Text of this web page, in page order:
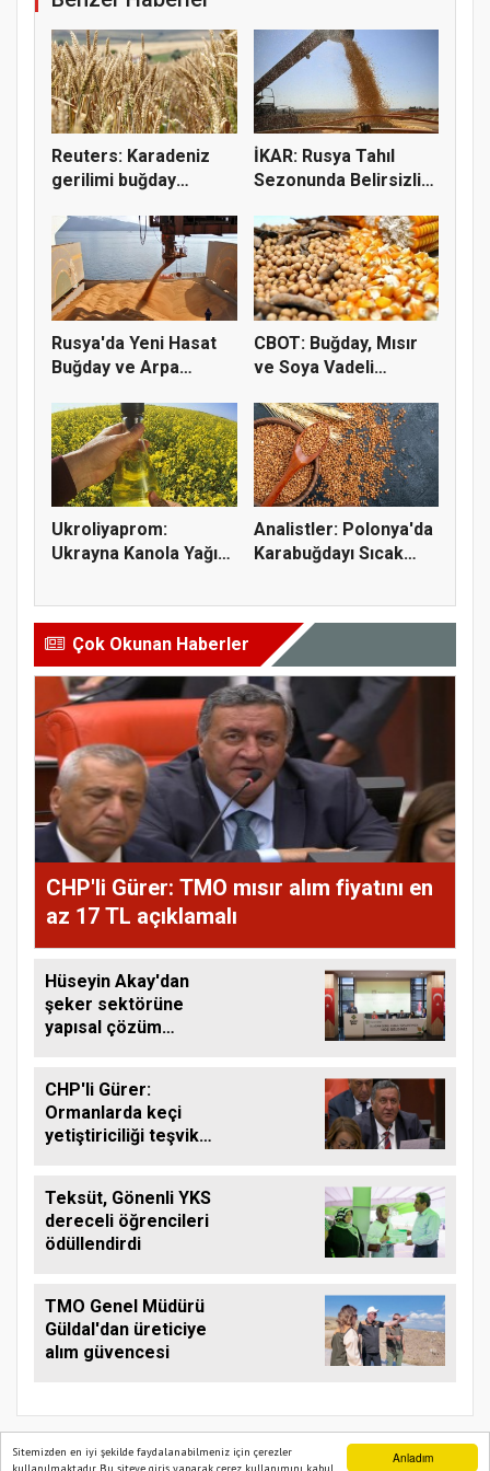
Anladım
Sitemizden en iyi şekilde faydalanabilmeniz için çerezler
Reuters: Karadeniz
gerilimi buğday
İKAR: Rusya Tahıl
Sezonunda Belirsizlik
Rusya'da Yeni Hasat
Buğday ve Arpa
CBOT: Buğday, Mısır
ve Soya Vadeli
Ukroliyaprom:
Ukrayna Kanola Yağı
Analistler: Polonya'da
Karabuğdayı Sıcak
Çok Okunan Haberler
CHP'li Gürer: TMO mısır alım fiyatını en
az 17 TL açıklamalı
Hüseyin Akay'dan
şeker sektörüne
yapısal çözüm
CHP'li Gürer:
Ormanlarda keçi
yetiştiriciliği teşvik
Teksüt, Gönenli YKS
dereceli öğrencileri
ödüllendirdi
TMO Genel Müdürü
Güldal'dan üreticiye
alım güvencesi